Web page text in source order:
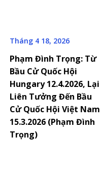
Tháng 4 18, 2026
Phạm Đình Trọng: Từ
Bầu Cử Quốc Hội
Hungary 12.4.2026, Lại
Liên Tưởng Đến Bầu
Cử Quốc Hội Việt Nam
15.3.2026 (Phạm Đình
Trọng)